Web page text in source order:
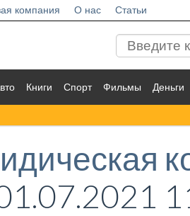
компания О нас Статьи
Книги Спорт Фильмы Деньги